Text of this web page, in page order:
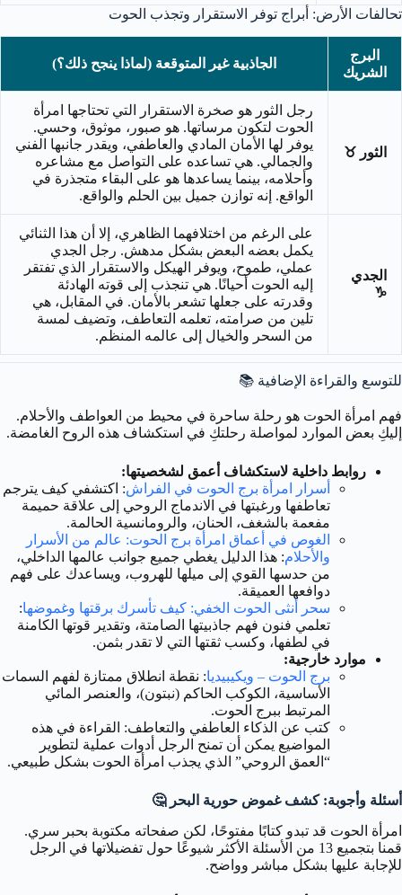
تحالفات الأرض: أبراج توفر الاستقرار وتجذب الحوت
البرج
الشريك
الجاذبية غير المتوقعة (لماذا ينجح ذلك؟)
الثور ♉
رجل الثور هو صخرة الاستقرار التي تحتاجها امرأة
الحوت لتكون مرساتها. هو صبور، موثوق، وحسي.
يوفر لها الأمان المادي والعاطفي، ويقدر جانبها الفني
والجمالي. هي تساعده على التواصل مع مشاعره
وأحلامه، بينما يساعدها هو على البقاء متجذرة في
الواقع. إنه توازن جميل بين الحلم والواقع.
الجدي
♑
على الرغم من اختلافهما الظاهري، إلا أن هذا الثنائي
يكمل بعضه البعض بشكل مدهش. رجل الجدي
عملي، طموح، ويوفر الهيكل والاستقرار الذي تفتقر
إليه الحوت أحيانًا. هي تنجذب إلى قوته الهادئة
وقدرته على جعلها تشعر بالأمان. في المقابل، هي
تلين من صرامته، تعلمه التعاطف، وتضيف لمسة
من السحر والخيال إلى عالمه المنظم.
للتوسع والقراءة الإضافية 📚
فهم امرأة الحوت هو رحلة ساحرة في محيط من العواطف والأحلام.
إليكِ بعض الموارد لمواصلة رحلتكِ في استكشاف هذه الروح الغامضة.
روابط داخلية لاستكشاف أعمق لشخصيتها:
أسرار امرأة برج الحوت في الفراش: اكتشفي كيف يترجم
تعاطفها ورغبتها في الاندماج الروحي إلى علاقة حميمة
مفعمة بالشغف، الحنان، والرومانسية الحالمة.
الغوص في أعماق امرأة برج الحوت: عالم من الأسرار
والأحلام: هذا الدليل يغطي جميع جوانب عالمها الداخلي،
من حدسها القوي إلى ميلها للهروب، ويساعدك على فهم
دوافعها العميقة.
سحر أنثى الحوت الخفي: كيف تأسرك برقتها وغموضها:
تعلمي فنون فهم جاذبيتها الصامتة، وتقدير قوتها الكامنة
في لطفها، وكسب ثقتها التي لا تقدر بثمن.
موارد خارجية:
برج الحوت – ويكيبيديا: نقطة انطلاق ممتازة لفهم السمات
الأساسية، الكوكب الحاكم (نبتون)، والعنصر المائي
المرتبط ببرج الحوت.
كتب عن الذكاء العاطفي والتعاطف: القراءة في هذه
المواضيع يمكن أن تمنح الرجل أدوات عملية لتطوير
“العمق الروحي” الذي يجذب امرأة الحوت بشكل طبيعي.
أسئلة وأجوبة: كشف غموض حورية البحر 🤔
امرأة الحوت قد تبدو كتابًا مفتوحًا، لكن صفحاته مكتوبة بحبر سري.
قمنا بتجميع 13 من الأسئلة الأكثر شيوعًا حول تفضيلاتها في الرجل
للإجابة عليها بشكل مباشر وواضح.